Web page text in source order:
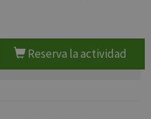
Reserva la actividad